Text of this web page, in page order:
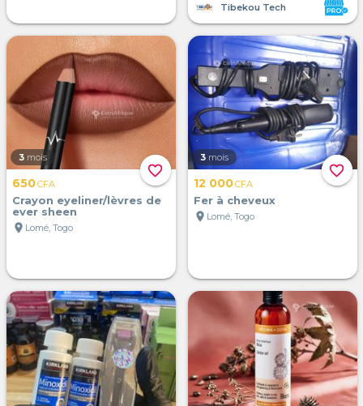
Tibekou Tech
favorite_border
3 mois
650CFA
Crayon eyeliner/lèvres de
ever sheen
location_on Lomé, Togo
favorite_border
3 mois
12 000CFA
Fer à cheveux
location_on Lomé, Togo